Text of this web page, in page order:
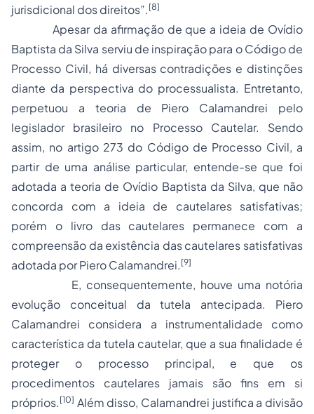
jurisdicional dos direitos”. [8]
Apesar da afirmação de que a ideia de Ovídio
Baptista da Silva serviu de inspiração para o Código de
Processo Civil, há diversas contradições e distinções
diante da perspectiva do processualista. Entretanto,
perpetuou a teoria de Piero Calamandrei pelo
legislador brasileiro no Processo Cautelar. Sendo
assim, no artigo 273 do Código de Processo Civil, a
partir de uma análise particular, entende-se que foi
adotada a teoria de Ovídio Baptista da Silva, que não
concorda com a ideia de cautelares satisfativas;
porém o livro das cautelares permanece com a
compreensão da existência das cautelares satisfativas
adotada por Piero Calamandrei. [9]
E, consequentemente, houve uma notória
evolução conceitual da tutela antecipada. Piero
Calamandrei considera a instrumentalidade como
característica da tutela cautelar, que a sua finalidade é
proteger o processo principal, e que os
procedimentos cautelares jamais são fins em si
próprios. [10] Além disso, Calamandrei justifica a divisão